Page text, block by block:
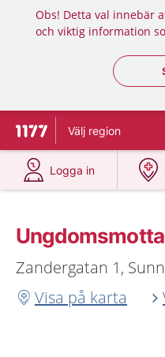
Obs! Detta val innebär
och viktig information
Till startsidan för 1177
Välj region
Logga in
på 1177.se
Zandergatan 1,
Visa på karta